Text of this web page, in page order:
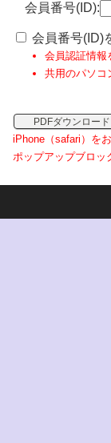
会員番号(ID):
会員番号(ID)
会員認証情報
共用のパソコ
PDFダウンロード
iPhone（safari）を
ポップアップブロッ